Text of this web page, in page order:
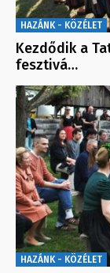
HAZÁNK - KÖZÉLET
Kezdődik a
fesztivá…
HAZÁNK - KÖZÉLET